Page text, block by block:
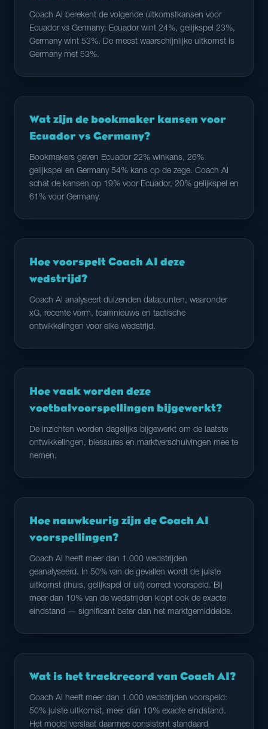
Coach AI berekent de volgende uitkomstkansen voor
Ecuador vs Germany: Ecuador wint 24%, gelijkspel 23%,
Germany wint 53%. De meest waarschijnlijke uitkomst is
Germany met 53%.
Wat zijn de bookmaker kansen voor
Ecuador vs Germany?
Bookmakers geven Ecuador 22% winkans, 26%
gelijkspel en Germany 54% kans op de zege. Coach AI
schat de kansen op 19% voor Ecuador, 20% gelijkspel en
61% voor Germany.
Hoe voorspelt Coach AI deze
wedstrijd?
Coach AI analyseert duizenden datapunten, waaronder
xG, recente vorm, teamnieuws en tactische
ontwikkelingen voor elke wedstrijd.
Hoe vaak worden deze
voetbalvoorspellingen bijgewerkt?
De inzichten worden dagelijks bijgewerkt om de laatste
ontwikkelingen, blessures en marktverschuivingen mee te
nemen.
Hoe nauwkeurig zijn de Coach AI
voorspellingen?
Coach AI heeft meer dan 1.000 wedstrijden
geanalyseerd. In 50% van de gevallen wordt de juiste
uitkomst (thuis, gelijkspel of uit) correct voorspeld. Bij
meer dan 10% van de wedstrijden klopt ook de exacte
eindstand — significant beter dan het marktgemiddelde.
Wat is het trackrecord van Coach AI?
Coach AI heeft meer dan 1.000 wedstrijden voorspeld:
50% juiste uitkomst, meer dan 10% exacte eindstand.
Het model verslaat daarmee consistent standaard